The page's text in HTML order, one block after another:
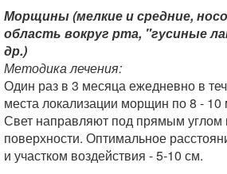
Морщины (мелкие и средние,
область вокруг рта, "гусиные
др.)
Методика лечения:
Один раз в 3 месяца ежедневно в
места локализации морщин по 8 - 10
Свет направляют под прямым углом
поверхности. Оптимальное
и участком воздействия - 5-10 см.